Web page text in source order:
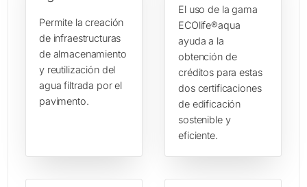
Permite la creación
de infraestructuras
de almacenamiento
y reutilización del
agua filtrada por el
pavimento.
El uso de la gama
ECOlife®aqua
ayuda a la
obtención de
créditos para estas
dos certificaciones
de edificación
sostenible y
eficiente.